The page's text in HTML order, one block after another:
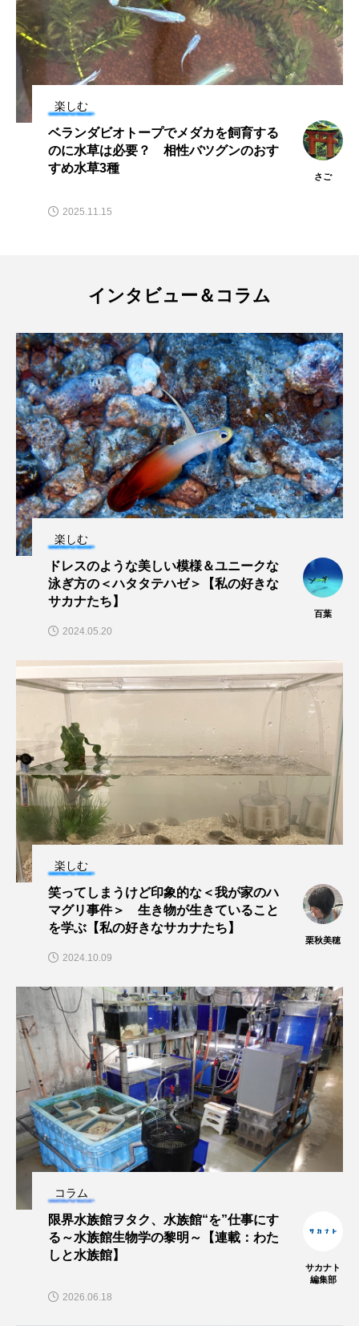
タイコウチ タイドプール タカエビ
タカラガイ タガメ タコ タコクラゲ
タコブネ
タラバガニ ダイオウイカ ダイオウカサゴ
ダイサギ チヌ
チョウクラゲ
ツキヒハナダイ テナガエビ デンキウナギ
トゲウオ トド トラウツボ トラフグ
トラフザメ トラフシャコ トンボ
ドキュメンタリー ドジョウ ドスイカ
ドチザメ ナマズ ナンヨウブダイ
ナンヨウマンタ ニギス ニシキアナゴ
ニジハギ ニジマス ニセゴイシウツボ
ニフレル
ヌノサラシ ヌマガエル ヌマムツ
ネコギギ ノコギリダイ
ノロゲンゲ ハス ハゼ ハタタテダイ
ハタハタ ハナゴンドウ
ハナシャコ ハナダイ ハナビラウオ
ハナミノカサゴ
バイオロギング バショウカジキ
ヒドラ ヒメマス ヒラマサ ヒラメ
ビワマス ピラルクー フィールド
フエダイ フエフキダイ フグ フナ
ブックレビュー ブリ ブルーカーボン
プライドフィッシュ プランクトン
ホウネンエビ ホウボウ ホタテ
ホタルイカ
ホテイウオ
楽しむ
ベランダビオトープでメダカを飼育する
のに水草は必要？ 相性バツグンのおす
すめ水草3種
さご
2025.11.15
インタビュー＆コラム
楽しむ
ドレスのような美しい模様＆ユニークな
泳ぎ方の＜ハタタテハゼ＞【私の好きな
サカナたち】
百葉
2024.05.20
楽しむ
笑ってしまうけど印象的な＜我が家のハ
マグリ事件＞ 生き物が生きていること
を学ぶ【私の好きなサカナたち】
栗秋美穂
2024.10.09
コラム
限界水族館ヲタク、水族館“を”仕事にす
る～水族館生物学の黎明～【連載：わた
しと水族館】
サカナト
編集部
2026.06.18